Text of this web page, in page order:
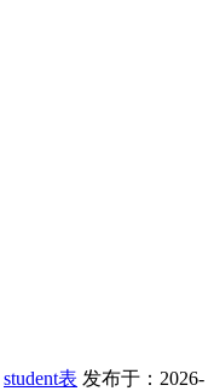
student表 发布于：2026-